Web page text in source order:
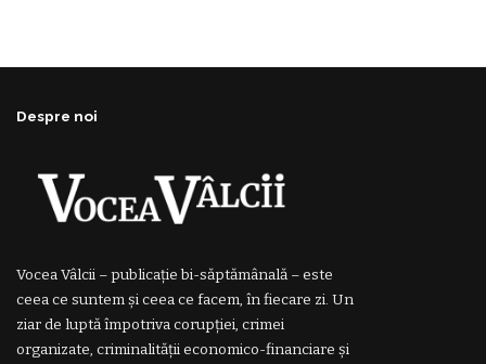
Despre noi
Vocea Vâlcii – publicație bi-săptămânală – este
ceea ce suntem și ceea ce facem, în fiecare zi. Un
ziar de luptă împotriva corupției, crimei
organizate, criminalității economico-financiare și